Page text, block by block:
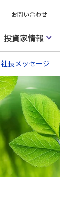
お問い合わせ
投資家情報
社長メッセージ